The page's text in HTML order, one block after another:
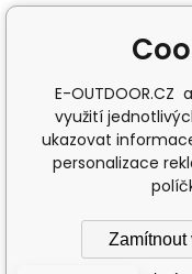
E-OUTDOOR.CZ
využití
ukazovat
personalizace
Zamítnout